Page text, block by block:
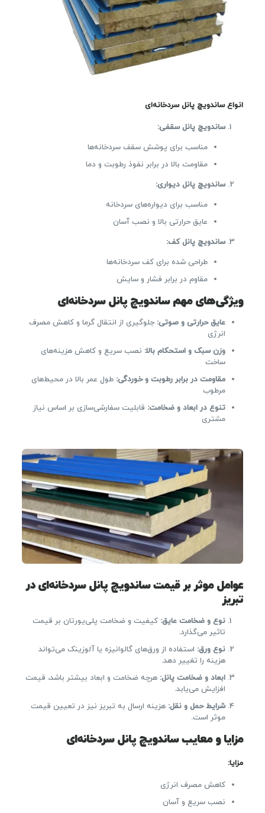
انواع ساندویچ پانل سردخانه‌ای
ساندویچ پانل سقفی:
مناسب برای پوشش سقف سردخانه‌ها
مقاومت بالا در برابر نفوذ رطوبت و دما
ساندویچ پانل دیواری:
مناسب برای دیواره‌های سردخانه
عایق حرارتی بالا و نصب آسان
ساندویچ پانل کف:
طراحی شده برای کف سردخانه‌ها
مقاوم در برابر فشار و سایش
ویژگی‌های مهم ساندویچ پانل سردخانه‌ای
عایق حرارتی و صوتی: جلوگیری از انتقال گرما و کاهش مصرف
انرژی
وزن سبک و استحکام بالا: نصب سریع و کاهش هزینه‌های
ساخت
مقاومت در برابر رطوبت و خوردگی: طول عمر بالا در محیط‌های
مرطوب
تنوع در ابعاد و ضخامت: قابلیت سفارشی‌سازی بر اساس نیاز
مشتری
عوامل موثر بر قیمت ساندویچ پانل سردخانه‌ای در
تبریز
نوع و ضخامت عایق: کیفیت و ضخامت پلی‌یورتان بر قیمت
تاثیر می‌گذارد.
نوع ورق: استفاده از ورق‌های گالوانیزه یا آلوزینک می‌تواند
هزینه را تغییر دهد.
ابعاد و ضخامت پانل: هرچه ضخامت و ابعاد بیشتر باشد، قیمت
افزایش می‌یابد.
شرایط حمل و نقل: هزینه ارسال به تبریز نیز در تعیین قیمت
موثر است.
مزایا و معایب ساندویچ پانل سردخانه‌ای
مزایا:
کاهش مصرف انرژی
نصب سریع و آسان